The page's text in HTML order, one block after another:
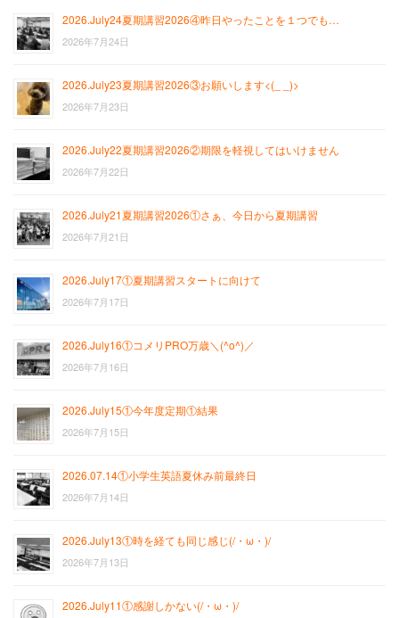
2026.July24夏期講習2026④昨日やったことを１つでも…
2026年7月24日
2026.July23夏期講習2026③お願いします<(_ _)>
2026年7月23日
2026.July22夏期講習2026②期限を軽視してはいけません
2026年7月22日
2026.July21夏期講習2026①さぁ、今日から夏期講習
2026年7月21日
2026.July17①夏期講習スタートに向けて
2026年7月17日
2026.July16①コメリPRO万歳＼(^o^)／
2026年7月16日
2026.July15①今年度定期①結果
2026年7月15日
2026.07.14①小学生英語夏休み前最終日
2026年7月14日
2026.July13①時を経ても同じ感じ(/・ω・)/
2026年7月13日
2026.July11①感謝しかない(/・ω・)/